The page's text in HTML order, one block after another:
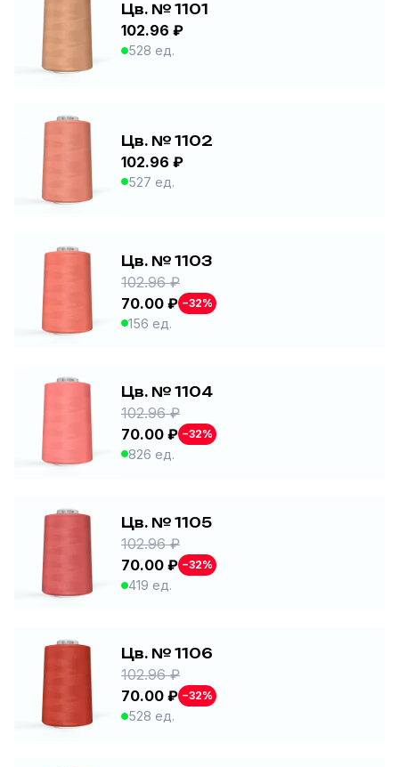
Цв. № 1101
102.96 ₽
528 ед.
Цв. № 1102
102.96 ₽
527 ед.
Цв. № 1103
102.96 ₽
70.00 ₽ −32%
156 ед.
Цв. № 1104
102.96 ₽
70.00 ₽ −32%
826 ед.
Цв. № 1105
102.96 ₽
70.00 ₽ −32%
419 ед.
Цв. № 1106
102.96 ₽
70.00 ₽ −32%
528 ед.